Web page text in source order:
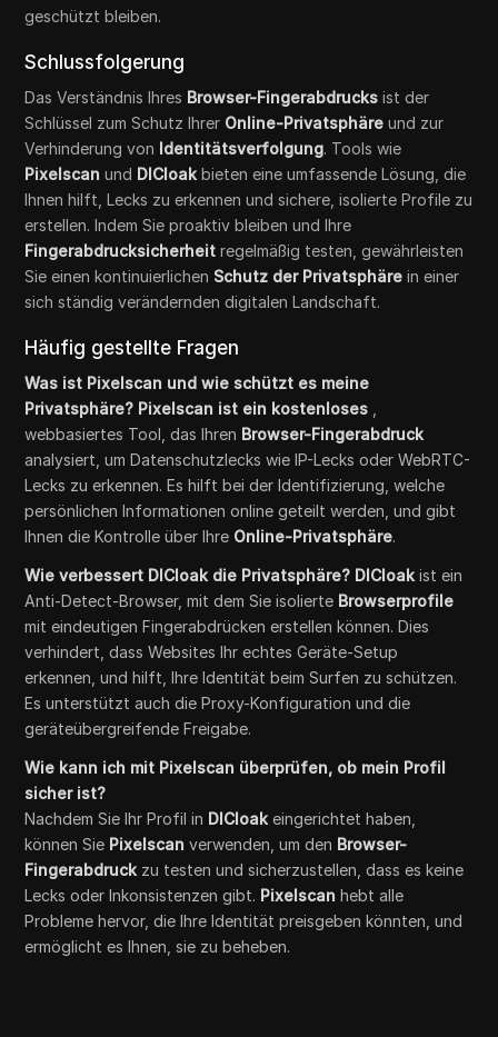
geschützt bleiben.
Schlussfolgerung
Das Verständnis Ihres Browser-Fingerabdrucks ist der
Schlüssel zum Schutz Ihrer Online-Privatsphäre und zur
Verhinderung von Identitätsverfolgung. Tools wie
Pixelscan und DICloak bieten eine umfassende Lösung, die
Ihnen hilft, Lecks zu erkennen und sichere, isolierte Profile zu
erstellen. Indem Sie proaktiv bleiben und Ihre
Fingerabdrucksicherheit regelmäßig testen, gewährleisten
Sie einen kontinuierlichen Schutz der Privatsphäre in einer
sich ständig verändernden digitalen Landschaft.
Häufig gestellte Fragen
Was ist Pixelscan und wie schützt es meine
Privatsphäre? Pixelscan ist ein kostenloses
webbasiertes Tool, das Ihren Browser-Fingerabdruck
analysiert, um Datenschutzlecks wie IP-Lecks oder WebRTC-
Lecks zu erkennen. Es hilft bei der Identifizierung, welche
persönlichen Informationen online geteilt werden, und gibt
Ihnen die Kontrolle über Ihre Online-Privatsphäre.
Wie verbessert DICloak die Privatsphäre? DICloak ist ein
Anti-Detect-Browser, mit dem Sie isolierte Browserprofile
mit eindeutigen Fingerabdrücken erstellen können. Dies
verhindert, dass Websites Ihr echtes Geräte-Setup
erkennen, und hilft, Ihre Identität beim Surfen zu schützen.
Es unterstützt auch die Proxy-Konfiguration und die
geräteübergreifende Freigabe.
Wie kann ich mit Pixelscan überprüfen, ob mein Profil
sicher ist?
Nachdem Sie Ihr Profil in DICloak eingerichtet haben,
können Sie Pixelscan verwenden, um den Browser-
Fingerabdruck zu testen und sicherzustellen, dass es keine
Lecks oder Inkonsistenzen gibt. Pixelscan hebt alle
Probleme hervor, die Ihre Identität preisgeben könnten, und
ermöglicht es Ihnen, sie zu beheben.